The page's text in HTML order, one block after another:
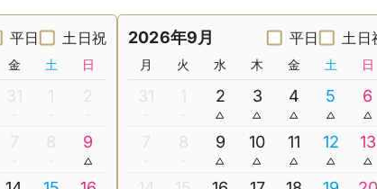
平日 土日祝
金 土 日
31 1 2
7 8 9
2026年9月 平日 土日
月 火 水 木 金 土 日
31 1 2 3 4 5 6
7 8 9 10 11 12 13